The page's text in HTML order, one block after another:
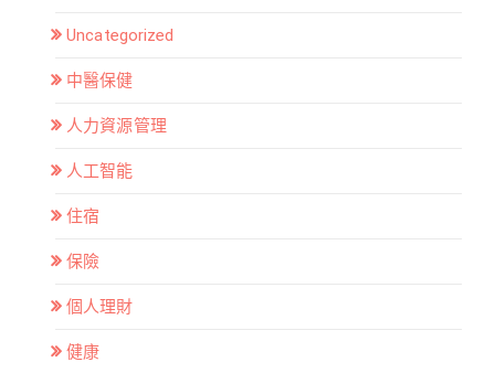
Uncategorized
中醫保健
人力資源管理
人工智能
住宿
保險
個人理財
健康